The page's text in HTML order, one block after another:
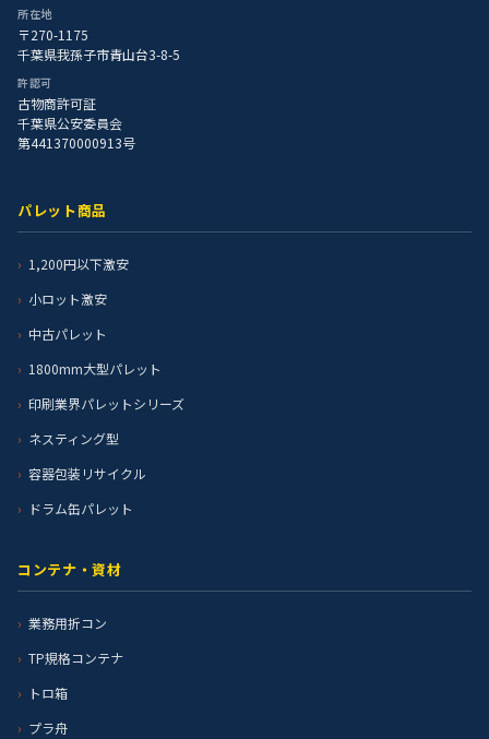
所在地
〒270-1175
千葉県我孫子市青山台3-8-5
許認可
古物商許可証
千葉県公安委員会
第441370000913号
パレット商品
1,200円以下激安
小ロット激安
中古パレット
1800mm大型パレット
印刷業界パレットシリーズ
ネスティング型
容器包装リサイクル
ドラム缶パレット
コンテナ・資材
業務用折コン
TP規格コンテナ
トロ箱
プラ舟